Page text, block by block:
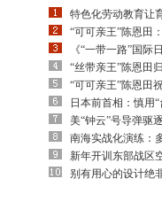
特色化劳动教育让
“可可亲王”陈恩田
《“一带一路”国际
“丝带亲王”陈恩田
“可可亲王”陈恩田
日本前首相：慎用
美“钟云”号导弹驱
南海实战化演练：
新年开训东部战区
别有用心的设计绝